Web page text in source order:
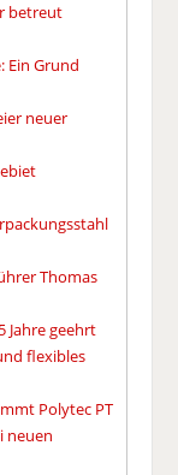
betreut
Ein Grund
neuer
Thomas
Jahre geehrt
flexibles
Polytec PT
neuen